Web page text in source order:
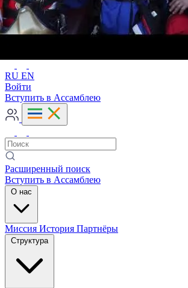
RU EN
Войти
Вступить в Ассамблею
Расширенный поиск
Вступить в Ассамблею
О нас
Миссия История Партнёры
Структура